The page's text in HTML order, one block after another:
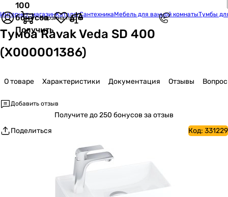
100
бонусов
Получить
Корзина пуста
Интернет-магазинКаталогСантехникаМебель для ванной комнатыТумбы
Тумба Ravak Veda SD 400
(X000001386)
О товаре Характеристики Документация Отзывы
Добавить отзыв
Получитедо 250 бонусов за отзыв
Поделиться
Код: 331229